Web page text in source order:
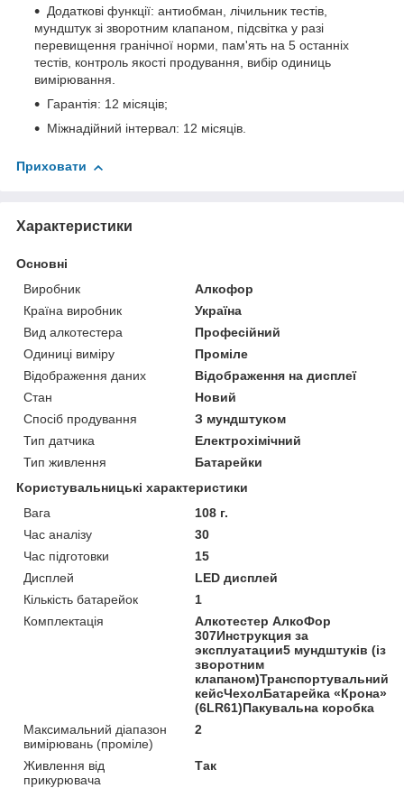
Додаткові функції: антиобман, лічильник тестів,
мундштук зі зворотним клапаном, підсвітка у разі
перевищення гранічної норми, пам'ять на 5 останніх
тестів, контроль якості продування, вибір одиниць
вимірювання.
Гарантія: 12 місяців;
Міжнадійний інтервал: 12 місяців.
Приховати
Характеристики
Основні
Виробник
Алкофор
Країна виробник
Україна
Вид алкотестера
Професійний
Одиниці виміру
Проміле
Відображення даних
Відображення на дисплеї
Стан
Новий
Спосіб продування
З мундштуком
Тип датчика
Електрохімічний
Тип живлення
Батарейки
Користувальницькі характеристики
Вага
108 г.
Час аналізу
30
Час підготовки
15
Дисплей
LED дисплей
Кількість батарейок
1
Комплектація
Алкотестер АлкоФор
307Инструкция за
эксплуатации5 мундштуків (із
зворотним
клапаном)Транспортувальний
кейсЧехолБатарейка «Крона»
(6LR61)Пакувальна коробка
Максимальний діапазон
вимірювань (проміле)
2
Живлення від
прикурювача
Так